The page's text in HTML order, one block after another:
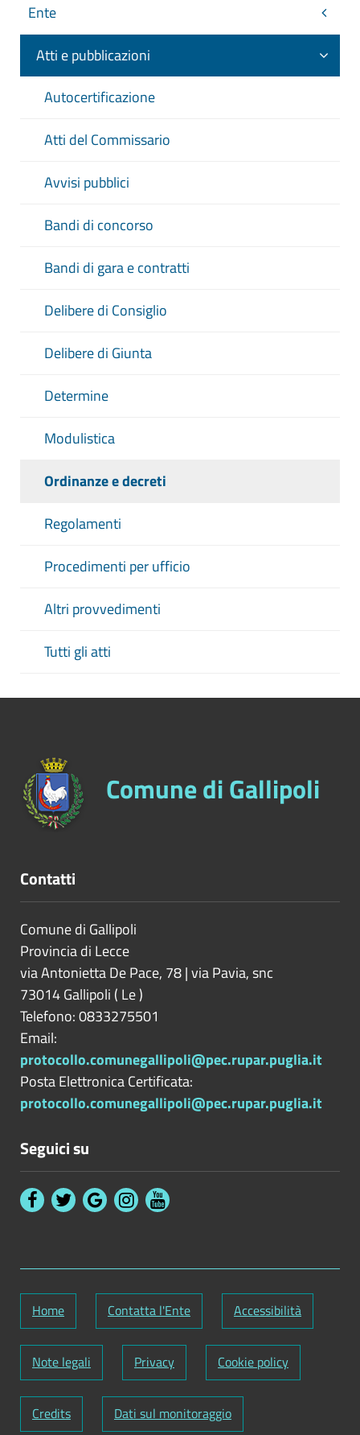
Ente
Atti e pubblicazioni
Autocertificazione
Atti del Commissario
Avvisi pubblici
Bandi di concorso
Bandi di gara e contratti
Delibere di Consiglio
Delibere di Giunta
Determine
Modulistica
Ordinanze e decreti
Regolamenti
Procedimenti per ufficio
Altri provvedimenti
Tutti gli atti
Comune di Gallipoli
Contatti
Comune di Gallipoli
Provincia di Lecce
via Antonietta De Pace, 78 | via Pavia, snc
73014Gallipoli ( Le)
Telefono: 0833275501
Email:
protocollo.comunegallipoli@pec.rupar.puglia.it
Posta Elettronica Certificata:
protocollo.comunegallipoli@pec.rupar.puglia.it
Seguici su
Home Contatta l'Ente Accessibilità
Note legali Privacy Cookie policy
Credits Dati sul monitoraggio